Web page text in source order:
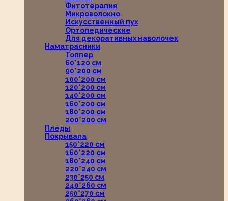
Фитотерапия
Микроволокно
Искусственный пух
Ортопедические
Для декоративных наволочек
Наматрасники
Топпер
60*120 см
90*200 см
100*200 см
120*200 см
140*200 см
160*200 см
180*200 см
200*200 см
Пледы
Покрывала
150*220 см
160*220 см
180*240 см
220*240 см
230*250 см
240*260 см
250*270 см